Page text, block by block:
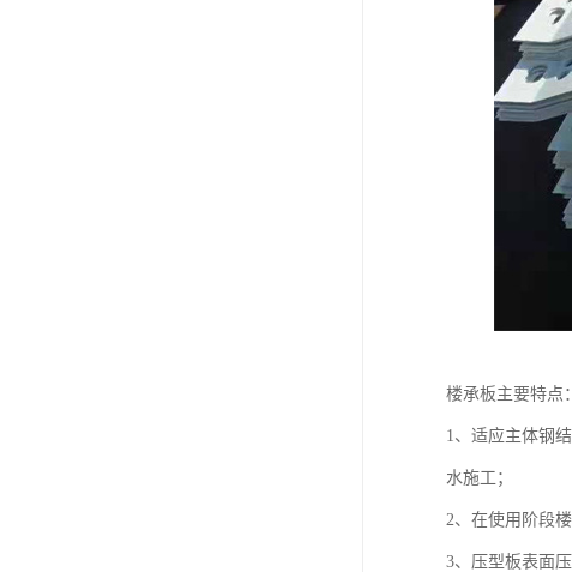
楼承板主要特点：
1、适应主体钢
水施工；
2、在使用阶段
3、压型板表面